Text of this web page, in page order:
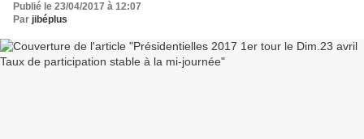
Publié le 23/04/2017 à 12:07
Par jibéplus